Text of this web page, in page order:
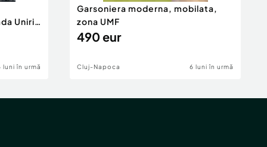
Unirii
luni în urmă
Garsoniera moderna, mobilata,
zona UMF
490 eur
Cluj-Napoca 6 luni în urmă